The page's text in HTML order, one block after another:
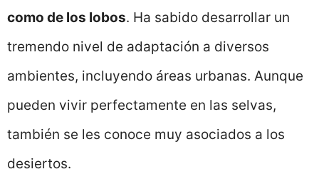
como de los lobos. Ha sabido desarrollar un
tremendo nivel de adaptación a diversos
ambientes, incluyendo áreas urbanas. Aunque
pueden vivir perfectamente en las selvas,
también se les conoce muy asociados a los
desiertos.